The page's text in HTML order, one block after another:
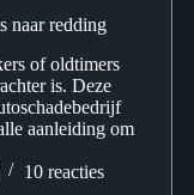
naar redding
of oldtimers
is. Deze
aanleiding om
10 reacties